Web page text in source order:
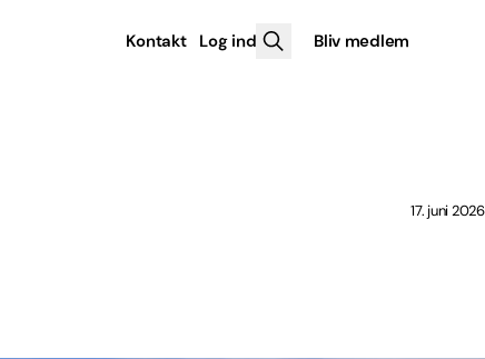
Kontakt Log ind Bliv medlem
17. juni 2026